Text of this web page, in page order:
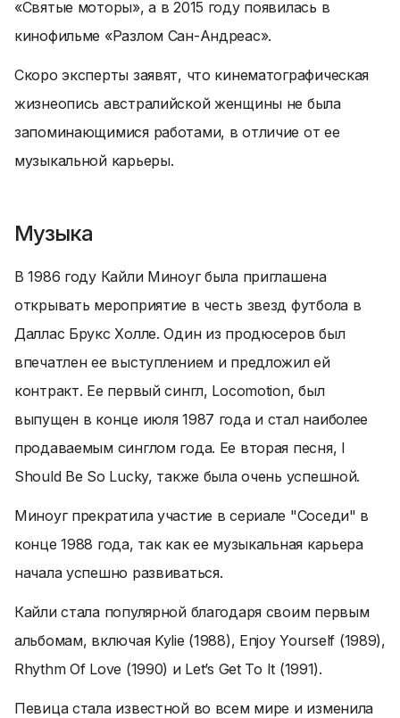
«Святые моторы», а в 2015 году появилась в
кинофильме «Разлом Сан-Андреас».
Скоро эксперты заявят, что кинематографическая
жизнеопись австралийской женщины не была
запоминающимися работами, в отличие от ее
музыкальной карьеры.
Музыка
В 1986 году Кайли Миноуг была приглашена
открывать мероприятие в честь звезд футбола в
Даллас Брукс Холле. Один из продюсеров был
впечатлен ее выступлением и предложил ей
контракт. Ее первый сингл, Locomotion, был
выпущен в конце июля 1987 года и стал наиболее
продаваемым синглом года. Ее вторая песня, I
Should Be So Lucky, также была очень успешной.
Миноуг прекратила участие в сериале "Соседи" в
конце 1988 года, так как ее музыкальная карьера
начала успешно развиваться.
Кайли стала популярной благодаря своим первым
альбомам, включая Kylie (1988), Enjoy Yourself (1989),
Rhythm Of Love (1990) и Let’s Get To It (1991).
Певица стала известной во всем мире и изменила